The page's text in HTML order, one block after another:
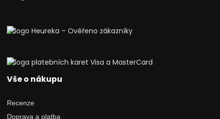
Vše o nákupu
Recenze
Doprava a platba